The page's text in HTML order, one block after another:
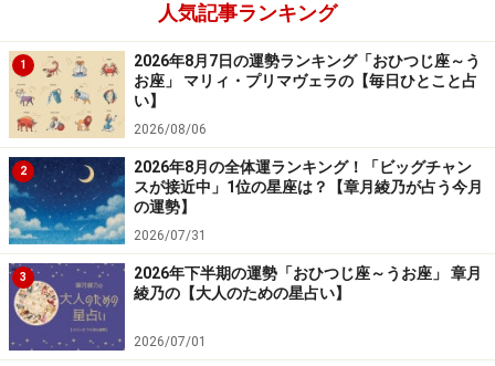
人気記事ランキング
1
2026年8月7日の運勢ランキング「おひつじ座～う
お座」 マリィ・プリマヴェラの【毎日ひとこと占
い】
2026/08/06
2
2026年8月の全体運ランキング！「ビッグチャン
スが接近中」1位の星座は？【章月綾乃が占う今月
の運勢】
2026/07/31
3
2026年下半期の運勢「おひつじ座～うお座」 章月
綾乃の【大人のための星占い】
2026/07/01